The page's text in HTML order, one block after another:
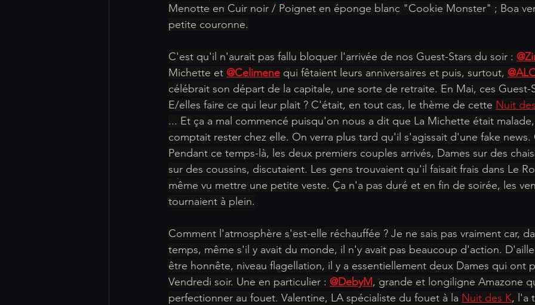
Menotte en Cuir noir / Poignet en éponge blanc "Cookie Monster" ; Boa
petite couronne.
C'est qu'il n'aurait pas fallu bloquer l'arrivée de nos Guest-Stars du soir :
Michette et @Celimene qui fêtaient leurs anniversaires et puis, surtout,
célébrait son départ de la capitale, une sorte de retraite. En Mai, ces Guest-
E/elles faire ce qui leur plait ? C'était, en tout cas, le thème de cette Nuit
... Et ça a mal commencé puisqu'on nous a dit que La Michette était
comptait rester chez elle. On verra plus tard qu'il s'agissait d'une fake news.
Pendant ce temps-là, les deux premiers couples arrivés, Dames sur des
sur des coussins, discutaient. Les gens trouvaient qu'il faisait frais dans Le
même vu mettre une petite veste. Ça n'a pas duré et en fin de soirée, les
tournaient à plein.
Comment l'atmosphère s'est-elle réchauffée ? Je ne sais pas vraiment car,
temps, même s'il y avait du monde, il n'y avait pas beaucoup d'action.
être honnête, niveau flagellation, il y a essentiellement deux Dames qui ont
Vendredi soir. Une en particulier : @DebyM, grande et longiligne Amazone
perfectionner au fouet. Valentine, LA spécialiste du fouet à la Nuit des K, l'a